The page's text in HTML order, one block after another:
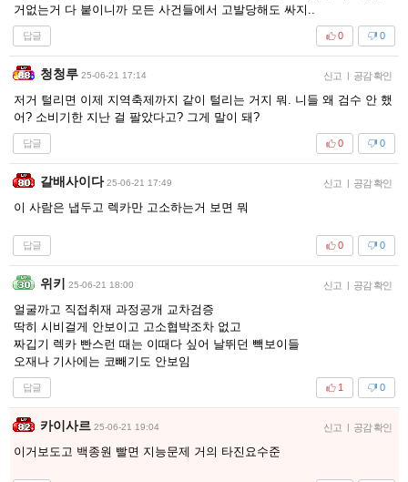
거없는거 다 붙이니까 모든 사건들에서 고발당해도 싸지..
답글 0
0
청청루 25-06-21 17:14 신고 | 공감 확인
저거 털리면 이제 지역축제까지 같이 털리는 거지 뭐. 니들 왜 검수 안 했
어? 소비기한 지난 걸 팔았다고? 그게 말이 돼?
답글 0
0
갈배사이다 25-06-21 17:49 신고 | 공감 확인
이 사람은 냅두고 렉카만 고소하는거 보면 뭐
답글 0
0
위키 25-06-21 18:00 신고 | 공감 확인
얼굴까고 직접취재 과정공개 교차검증
딱히 시비걸게 안보이고 고소협박조차 없고
짜깁기 렉카 빤스런 때는 이때다 싶어 날뛰던 빽보이들
오재나 기사에는 코빼기도 안보임
답글 0
1
카이사르 25-06-21 19:04 신고 | 공감 확인
이거보도고 백종원 빨면 지능문제 거의 타진요수준